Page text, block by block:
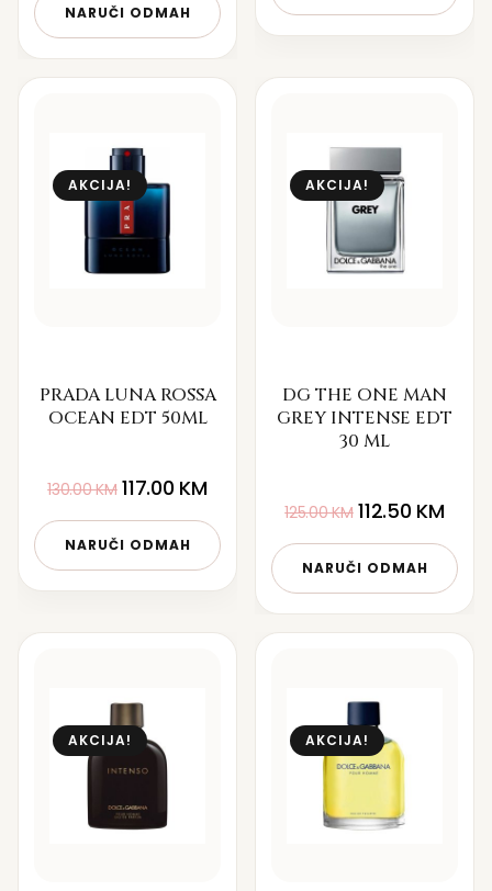
NARUČI ODMAH
AKCIJA!
PRADA LUNA ROSSA
OCEAN EDT 50ML
130.00KM 117.00 KM
NARUČI ODMAH
AKCIJA!
DG THE ONE MAN
GREY INTENSE EDT
30 ML
125.00KM 112.50 KM
NARUČI ODMAH
AKCIJA! AKCIJA!